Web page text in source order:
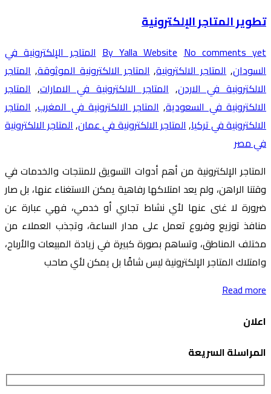
تطوير المتاجر الإلكترونية
By Yalla Website No comments yet
المتاجر الإلكترونية في
السودان,المتاجر الالكترونية,المتاجر الالكترونية الموثوقة, المتاجر
الالكترونية في الاردن,المتاجر الالكترونية في الامارات, المتاجر
الالكترونية في السعودية,المتاجر الالكترونية في المغرب, المتاجر
الالكترونية في تركيا,المتاجر الالكترونية في عمان,المتاجر الالكترونية
في مصر
المتاجر الإلكترونية من أهم أدوات التسويق للمنتجات والخدمات في
وقتنا الراهن، ولم يعد امتلاكها رفاهية يمكن الاستغناء عنها، بل صار
ضرورة لا غنى عنها لأي نشاط تجاري أو خدمي، فهي عبارة عن
منافذ توزيع وفروع تعمل على مدار الساعة، وتجذب العملاء من
مختلف المناطق، وتساهم بصورة كبيرة في زيادة المبيعات والأرباح،
وامتلاك المتاجر الإلكترونية ليس شاقًا بل يمكن لأي صاحب
Read more
اعلان
المراسلة السريعة